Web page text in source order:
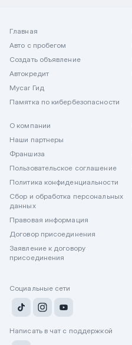
Главная
Авто с пробегом
Создать объявление
Автокредит
Mycar Гид
Памятка по кибербезопасности
О компании
Наши партнеры
Франшиза
Пользовательское соглашение
Политика конфиденциальности
Сбор и обработка персональных
данных
Правовая информация
Договор присоединения
Заявление к договору
присоединения
Социальные сети
Написать в чат с поддержкой